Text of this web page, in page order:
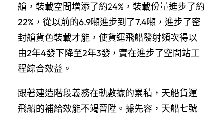
艙，裝載空間增添了約24%，裝載份量進步了約
22%，從以前的6.9噸進步到了7.4噸，進步了密
封艙貨色裝載才能，使貨運飛船發射頻次得以
由2年4發下降至2年3發，實在進步了空間站工
程綜合效益。
跟著建造階段義務在軌數據的累積，天船貨運
飛船的補給效能不竭晉陞。據先容，天船七號